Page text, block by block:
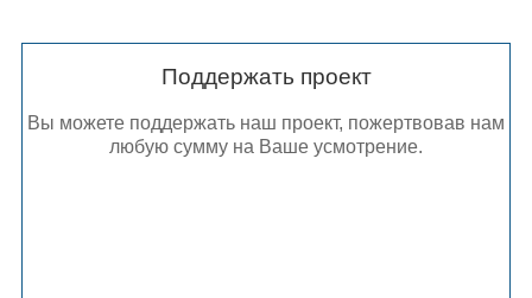
Поддержать проект
Вы можете поддержать наш проект, пожертвовав нам
любую сумму на Ваше усмотрение.